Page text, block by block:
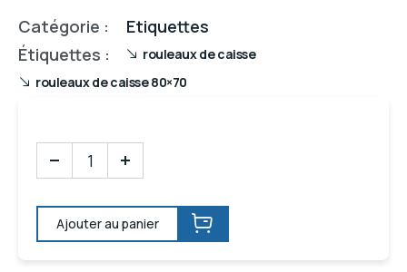
Catégorie :
Etiquettes
Étiquettes :
rouleaux de caisse
rouleaux de caisse 80×70
Ajouter au panier